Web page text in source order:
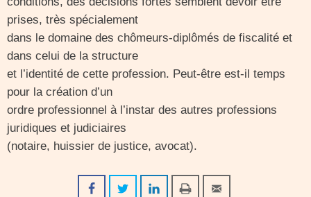
prises, très spécialement
dans le domaine des chômeurs-diplômés de fiscalité et
dans celui de la structure
et l’identité de cette profession. Peut-être est-il temps
pour la création d’un
ordre professionnel à l’instar des autres professions
juridiques et judiciaires
(notaire, huissier de justice, avocat).